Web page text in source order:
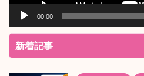
00:00
新着記事